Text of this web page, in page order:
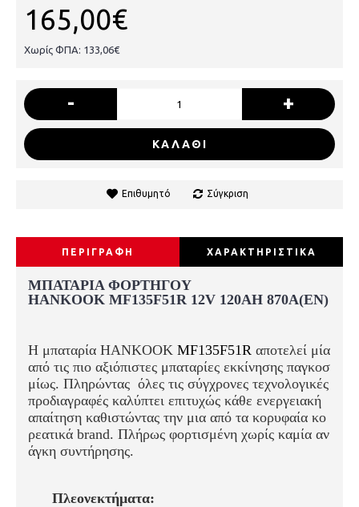
165,00€
Χωρίς ΦΠΑ: 133,06€
- +
ΚΑΛΑΘΙ
Επιθυμητό Σύγκριση
ΠΕΡΙΓΡΑΦΗ ΧΑΡΑΚΤΗΡΙΣΤΙΚΑ
ΜΠΑΤΑΡΙΑ ΦΟΡΤΗΓΟΥ
HANKOOK MF135F51R 12V 120AH 870A(EN)
Η μπαταρία HANKOOK MF135F51R αποτελεί μία
από τις πιο αξιόπιστες μπαταρίες εκκίνησης παγκοσ
μίως. Πληρώντας όλες τις σύγχρονες τεχνολογικές
προδιαγραφές καλύπτει επιτυχώς κάθε ενεργειακή
απαίτηση καθιστώντας την μια από τα κορυφαία κο
ρεατικά brand. Πλήρως φορτισμένη χωρίς καμία αν
άγκη συντήρησης.
Πλεονεκτήματα: